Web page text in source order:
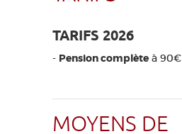
TARIFS 2026
- Pension complète à 90€
MOYENS DE